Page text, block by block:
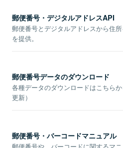
郵便番号・デジタルアドレスAPI
郵便番号とデジタルアドレスから住
を提供。
郵便番号データのダウンロード
各種データのダウンロードはこちら
更新）
郵便番号・バーコードマニュアル